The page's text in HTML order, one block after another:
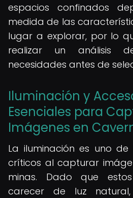
espacios confinados
medida de las
lugar a explorar, por lo
realizar un análisis
necesidades antes de
Iluminación y
Esenciales para
Imágenes en
La iluminación es uno
críticos al capturar
minas. Dado que
carecer de luz